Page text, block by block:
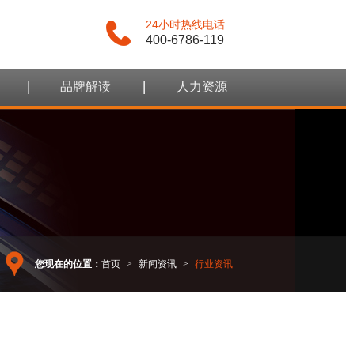
24小时热线电话
400-6786-119
品牌解读 人力资源
您现在的位置： 首页 > 新闻资讯 > 行业资讯